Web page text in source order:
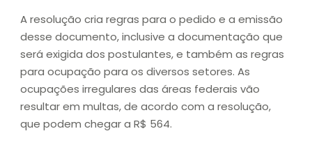
A resolução cria regras para o pedido e a emissão
desse documento, inclusive a documentação que
será exigida dos postulantes, e também as regras
para ocupação para os diversos setores. As
ocupações irregulares das áreas federais vão
resultar em multas, de acordo com a resolução,
que podem chegar a R$ 564.